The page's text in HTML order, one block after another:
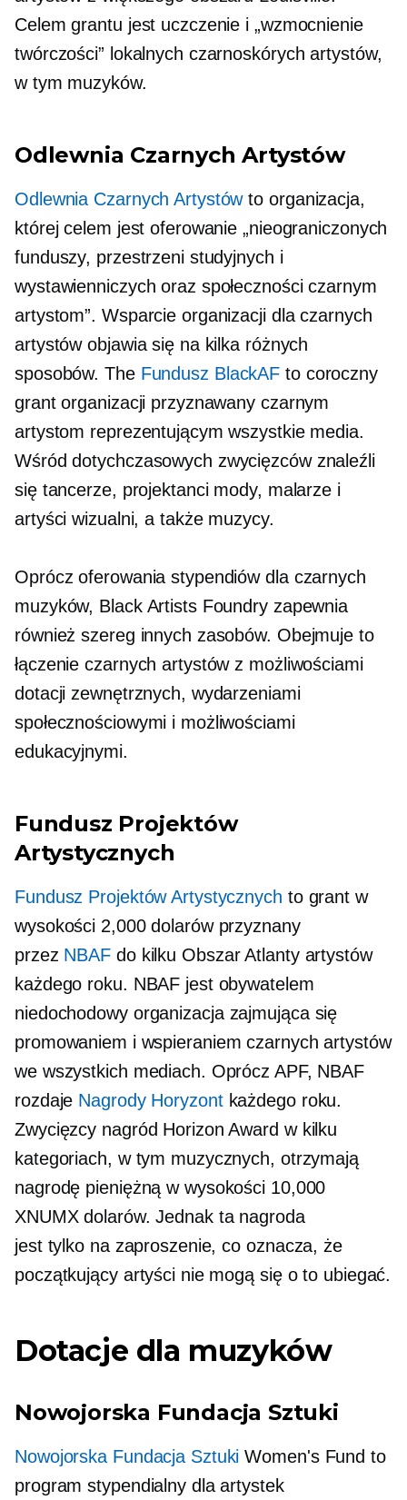
Celem grantu jest uczczenie i „wzmocnienie
twórczości” lokalnych czarnoskórych artystów,
w tym muzyków.
Odlewnia Czarnych Artystów
Odlewnia Czarnych Artystówto organizacja,
której celem jest oferowanie „nieograniczonych
funduszy, przestrzeni studyjnych i
wystawienniczych oraz społeczności czarnym
artystom”. Wsparcie organizacji dla czarnych
artystów objawia się na kilka różnych
sposobów. The Fundusz BlackAF to coroczny
grant organizacji przyznawany czarnym
artystom reprezentującym wszystkie media.
Wśród dotychczasowych zwycięzców znaleźli
się tancerze, projektanci mody, malarze i
artyści wizualni, a także muzycy.
Oprócz oferowania stypendiów dla czarnych
muzyków, Black Artists Foundry zapewnia
również szereg innych zasobów. Obejmuje to
łączenie czarnych artystów z możliwościami
dotacji zewnętrznych, wydarzeniami
społecznościowymi i możliwościami
edukacyjnymi.
Fundusz Projektów
Artystycznych
Fundusz Projektów Artystycznych to grant w
wysokości 2,000 dolarów przyznany
przez NBAF do kilku Obszar Atlantyartystów
każdego roku. NBAF jest obywatelem
niedochodowyorganizacja zajmująca się
promowaniem i wspieraniem czarnych artystów
we wszystkich mediach. Oprócz APF, NBAF
rozdaje Nagrody Horyzontkażdego roku.
Zwycięzcy nagród Horizon Award w kilku
kategoriach, w tym muzycznych, otrzymają
nagrodę pieniężną w wysokości 10,000
XNUMX dolarów. Jednak ta nagroda
jest tylko na zaproszenie, co oznacza, że ​​
początkujący artyści nie mogą się o to ubiegać.
Dotacje dla muzyków
Nowojorska Fundacja Sztuki
Nowojorska Fundacja Sztuki Women's Fund to
program stypendialny dla artystek